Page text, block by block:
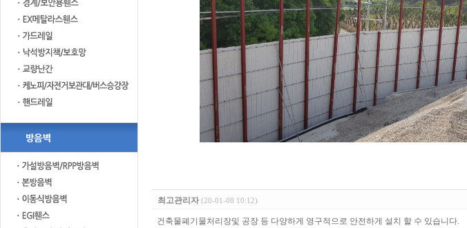
최고관리자 (20-01-08 10:12)
건축물폐기물처리장및 공장 등 다양하게 영구적으로 안전하게 설치 할 수 있습니다.